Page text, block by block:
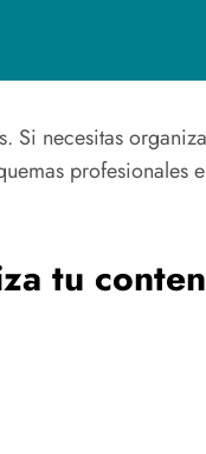
Si necesitas
profesionales
tu